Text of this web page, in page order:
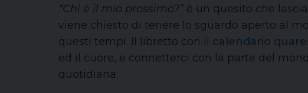
“Chi è il mio prossimo?” è un quesito che
viene chiesto di tenere lo sguardo aperto al
questi tempi. Il libretto con il calendario
ed il cuore, e connetterci con la parte del
quotidiana.